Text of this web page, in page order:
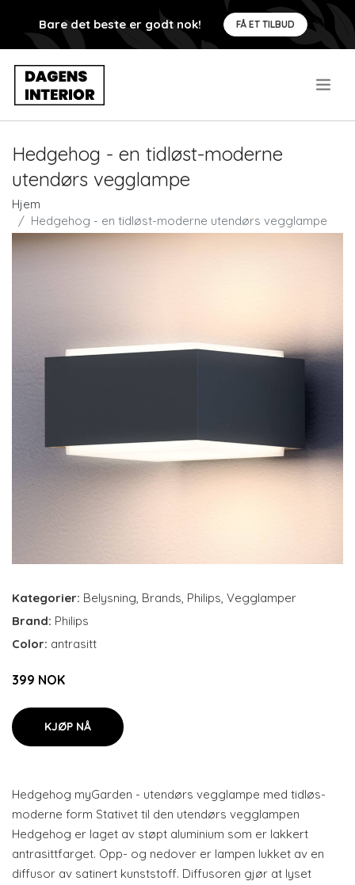
Bare det beste er godt nok! FÅ ET TILBUD
Hedgehog - en tidløst-moderne
utendørs vegglampe
Hjem
Hedgehog - en tidløst-moderne utendørs vegglampe
Kategorier: Belysning, Brands, Philips, Vegglamper
Brand: Philips
Color: antrasitt
399 NOK
KJØP NÅ
Hedgehog myGarden - utendørs vegglampe med tidløs-
moderne form Stativet til den utendørs vegglampen
Hedgehog er laget av støpt aluminium som er lakkert
antrasittfarget. Opp- og nedover er lampen lukket av en
diffusor av satinert kunststoff. Diffusoren gjør at lyset